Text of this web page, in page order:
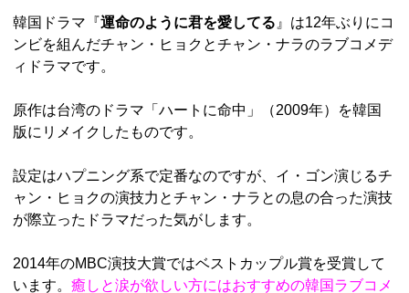
韓国ドラマ『運命のように君を愛してる 』は12年ぶりにコ
ンビを組んだチャン・ヒョクとチャン・ナラのラブコメデ
ィドラマです。
原作は台湾のドラマ「ハートに命中」（2009年）を韓国
版にリメイクしたものです。
設定はハプニング系で定番なのですが、イ・ゴン演じるチ
ャン・ヒョクの演技力とチャン・ナラとの息の合った演技
が際立ったドラマだった気がします。
2014年のMBC演技大賞ではベストカップル賞を受賞して
います。癒しと涙が欲しい方にはおすすめの韓国ラブコメ